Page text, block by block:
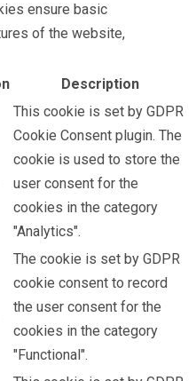
ensure basic
of the website,
Description
This cookie is set by GDPR
Cookie Consent plugin. The
cookie is used to store the
user consent for the
cookies in the category
"Analytics".
The cookie is set by GDPR
cookie consent to record
the user consent for the
cookies in the category
"Functional".